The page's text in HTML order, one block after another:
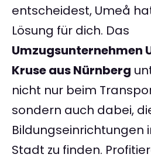
entscheidest, Umeå
Lösung für dich. Das
Umzugsunternehmen
Kruse aus Nürnberg
nicht nur beim
sondern auch dabei,
Bildungseinrichtungen
Stadt zu finden.